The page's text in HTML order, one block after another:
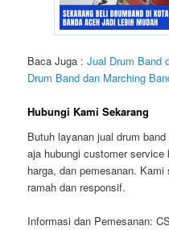
Baca Juga :Jual Drum Band
Drum Band dan Marching
Hubungi Kami Sekarang
Butuh layananjual drum
aja hubungi customer
harga, dan pemesanan.
ramah dan responsif.
Informasi dan Pemesanan: